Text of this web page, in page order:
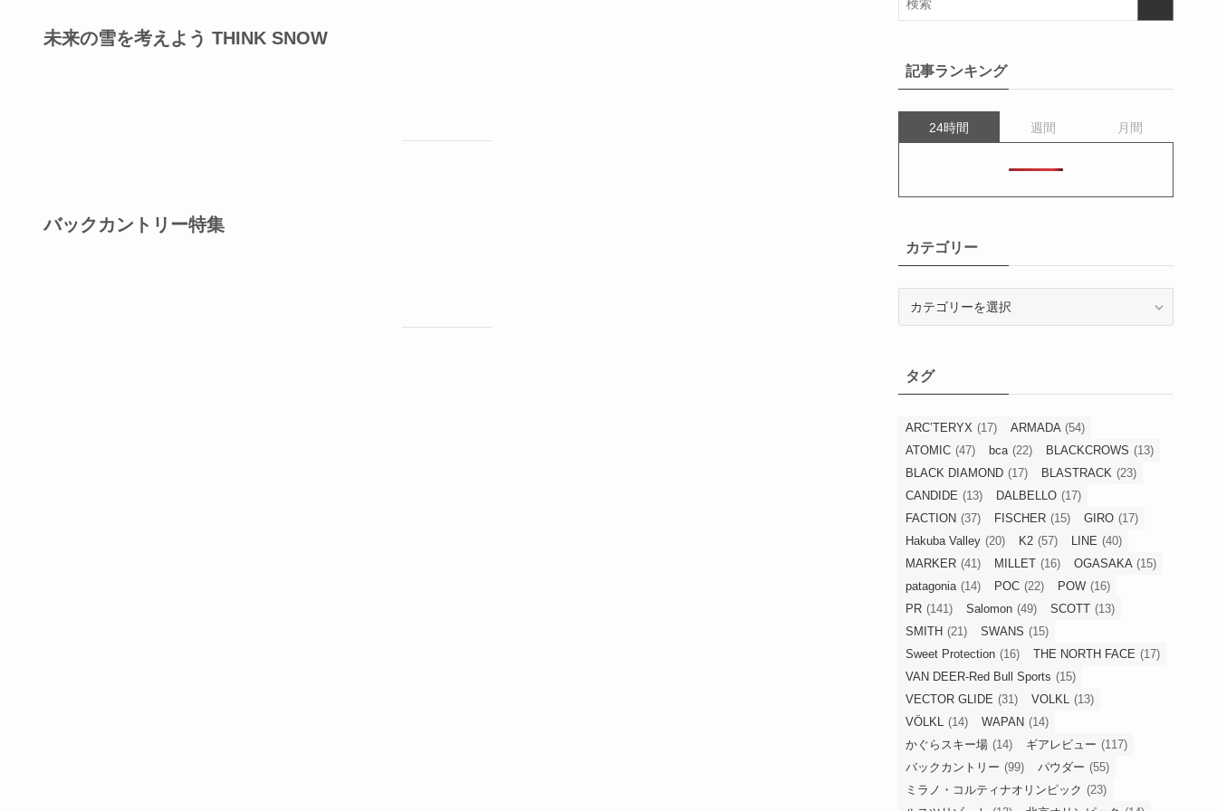
未来の雪を考えよう THINK SNOW
バックカントリー特集
記事ランキング
24時間 週間 月間
カテゴリー
ータグ
ARC’TERYX (17) ARMADA (54)
ATOMIC (47) bca (22) BLACKCROWS (13)
BLACK DIAMOND (17) BLASTRACK (23)
CANDIDE (13) DALBELLO (17)
FACTION (37) FISCHER (15) GIRO (17)
Hakuba Valley (20) K2 (57) LINE (40)
MARKER (41) MILLET (16) OGASAKA (15)
patagonia (14) POC (22) POW (16)
PR (141) Salomon (49) SCOTT (13)
SMITH (21) SWANS (15)
Sweet Protection (16) THE NORTH FACE (17)
VAN DEER-Red Bull Sports (15)
VECTOR GLIDE (31) VOLKL (13)
VÖLKL (14) WAPAN (14)
かぐらスキー場 (14) ギアレビュー (117)
バックカントリー (99) パウダー (55)
ミラノ・コルティナオリンピック (23)